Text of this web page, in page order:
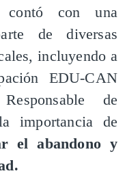
contó con una
de diversas
incluyendo a
EDU-CAN
de
importancia de
el abandono y